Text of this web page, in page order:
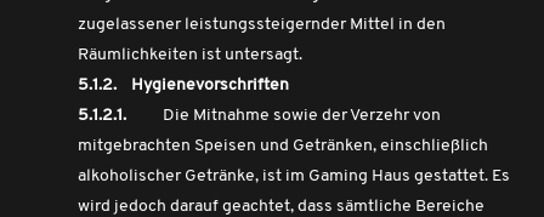
zugelassener leistungssteigernder Mittel in den
Räumlichkeiten ist untersagt.
5.1.2. Hygienevorschriften
5.1.2.1.
Die Mitnahme sowie der Verzehr von
mitgebrachten Speisen und Getränken, einschließlich
alkoholischer Getränke, ist im Gaming Haus gestattet. Es
wird jedoch darauf geachtet, dass sämtliche Bereiche